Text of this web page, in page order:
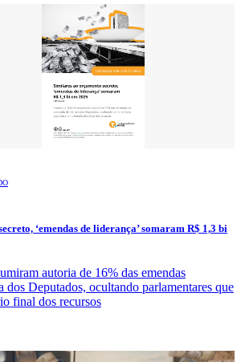
‘emendas de liderança’ somaram R$ 1,3 bi
autoria de 16% das emendas
dos Deputados, ocultando parlamentares que
final dos recursos